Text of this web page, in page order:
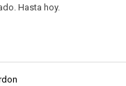
Hasta hoy.